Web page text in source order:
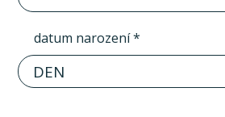
datum narození *
DEN